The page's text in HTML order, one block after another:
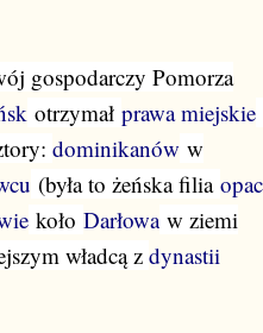
gospodarczy Pomorza
otrzymał prawa miejskie
dominikanów w
(była to żeńska filia
koło Darłowa w ziemi
władcą z dynastii